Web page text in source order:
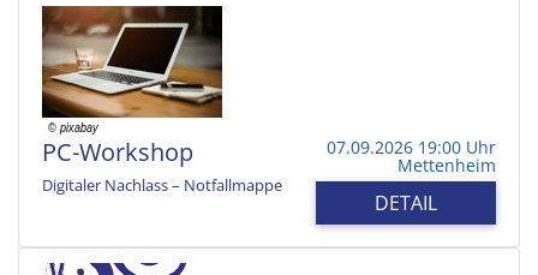
PC-Workshop
Digitaler Nachlass – Notfallmappe
07.09.2026 19:00 Uhr
Mettenheim
DETAIL